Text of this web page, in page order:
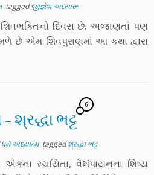
taggedજીજ્ઞેશ અધ્યારૂ
શિવભક્તિનો દિવસ છે. અજાણતાં પણ
છે એમ શિવપુરાણમાં આ કથા દ્વારા
શ્રદ્ધા ભટ્ટ
6
ધર્મ અધ્યાત્મ taggedશ્રદ્ધા ભટ્ટ
રચયિતા, વૈશંપાયનના શિષ્ય